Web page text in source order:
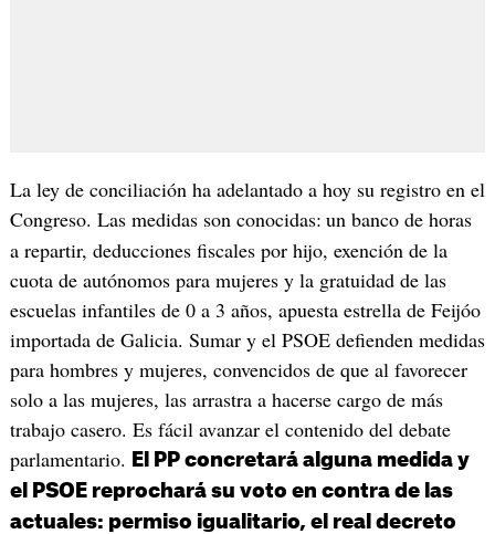
La ley de conciliación ha adelantado a hoy su registro en el
Congreso. Las medidas son conocidas: un banco de horas
a repartir, deducciones fiscales por hijo, exención de la
cuota de autónomos para mujeres y la gratuidad de las
escuelas infantiles de 0 a 3 años, apuesta estrella de Feijóo
importada de Galicia. Sumar y el PSOE defienden medidas
para hombres y mujeres, convencidos de que al favorecer
solo a las mujeres, las arrastra a hacerse cargo de más
trabajo casero. Es fácil avanzar el contenido del debate
parlamentario.
El PP concretará alguna medida y
el PSOE reprochará su voto en contra de las
actuales: permiso igualitario, el real decreto